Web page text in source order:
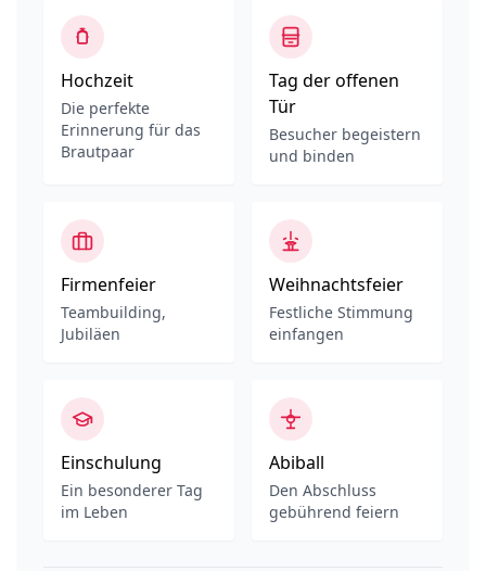
Hochzeit
Die perfekte
Erinnerung für das
Brautpaar
Tag der offenen
Tür
Besucher begeistern
und binden
Firmenfeier
Teambuilding,
Jubiläen
Weihnachtsfeier
Festliche Stimmung
einfangen
Einschulung
Ein besonderer Tag
im Leben
Abiball
Den Abschluss
gebührend feiern